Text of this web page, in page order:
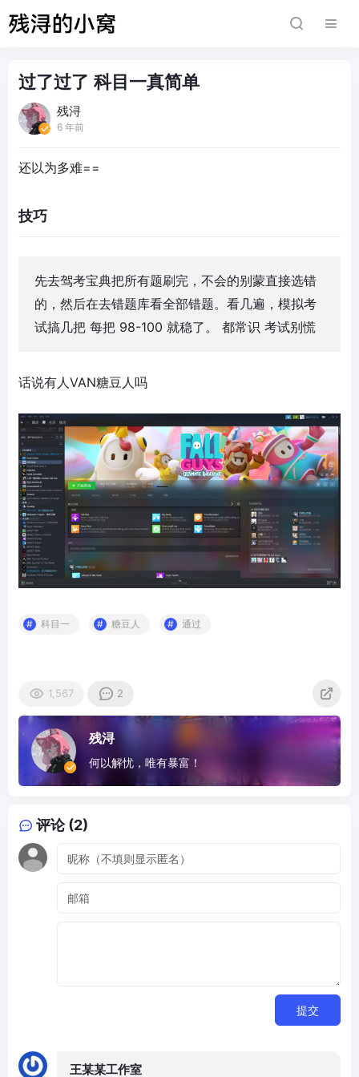
过了过了 科目一真简单
残浔
6 年前
还以为多难==
技巧
先去驾考宝典把所有题刷完，不会的别蒙直接选错
的，然后在去错题库看全部错题。看几遍，模拟考
试搞几把 每把 98-100 就稳了。 都常识 考试别慌
话说有人VAN糖豆人吗
科目一 糖豆人 通过
1,567 2
残浔
何以解忧，唯有暴富！
评论 (2)
提交
王某某工作室